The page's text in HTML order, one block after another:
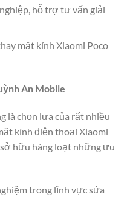
hỗ trợ tư vấn giải
mặt kính Xiaomi Poco
An Mobile
là chọn lựa của rất nhiều
kính điện thoại Xiaomi
hữu hàng loạt những ưu
trong lĩnh vực sửa